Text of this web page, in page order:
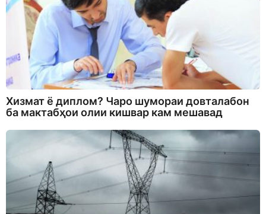
Хизмат ё диплом? Чаро шумораи довталабон
ба мактабҳои олии кишвар кам мешавад